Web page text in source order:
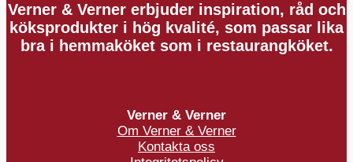
Verner & Verner erbjuder inspiration, råd och
köksprodukter i hög kvalité, som passar lika
bra i hemmaköket som i restaurangköket.
Verner & Verner
Om Verner & Verner
Kontakta oss